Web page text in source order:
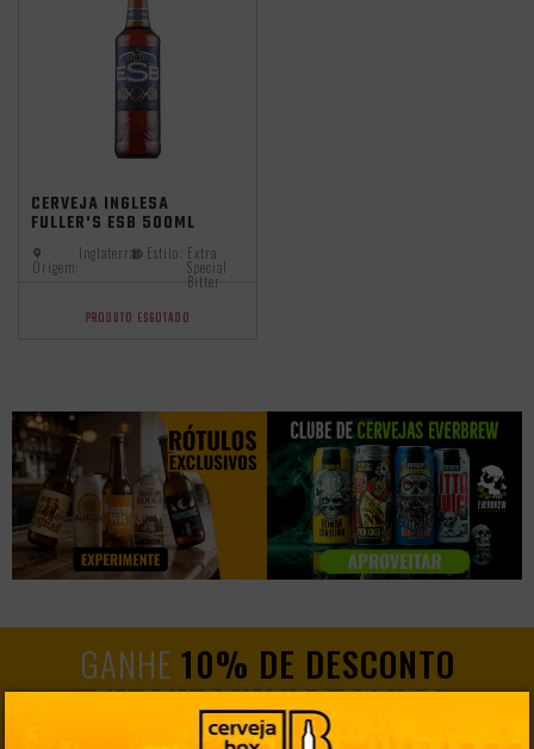
CERVEJA INGLESA
FULLER'S ESB 500ML
Origem:
Inglaterra Estilo: Extra
Special
Bitter
PRODUTO ESGOTADO
GANHE 10% DE DESCONTO
EM SEU PRIMEIRO PEDIDO